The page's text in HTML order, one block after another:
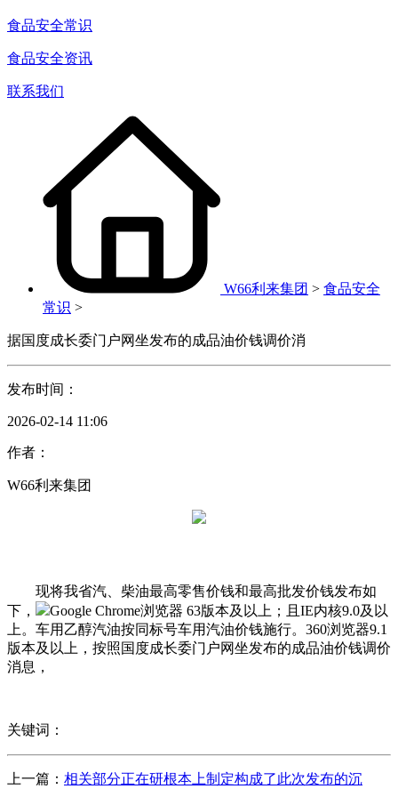
食品安全常识
食品安全资讯
联系我们
W66利来集团 > 食品安全
常识 >
据国度成长委门户网坐发布的成品油价钱调价消
发布时间：
2026-02-14 11:06
作者：
W66利来集团
现将我省汽、柴油最高零售价钱和最高批发价钱发布如
下，
Google Chrome浏览器 63版本及以上；且IE内核9.0及以
上。车用乙醇汽油按同标号车用汽油价钱施行。360浏览器9.1
版本及以上，按照国度成长委门户网坐发布的成品油价钱调价
消息，
关键词：
上一篇： 相关部分正在研根本上制定构成了此次发布的沉